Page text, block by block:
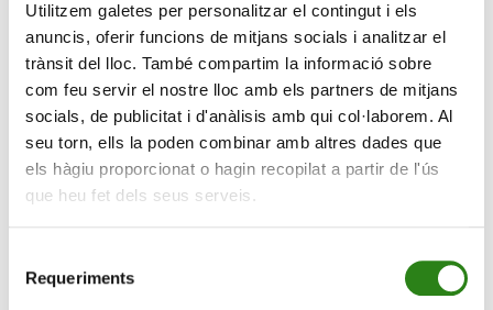
Utilitzem galetes per personalitzar el contingut i els
anuncis, oferir funcions de mitjans socials i analitzar el
trànsit del lloc. També compartim la informació sobre
com feu servir el nostre lloc amb els partners de mitjans
socials, de publicitat i d'anàlisis amb qui col·laborem. Al
seu torn, ells la poden combinar amb altres dades que
els hàgiu proporcionat o hagin recopilat a partir de l'ús
que heu fet dels seus serveis.
Requeriments
mètode no serveixen de res. Els marcs i les
polítiques, els procediments o els plans de
resposta són tan necessaris com les eines més
avançades, perquè defineixen la nostra estratègia
de seguretat, identifiquen el risc i estableixen les
mesures.
Finalment, tenim les persones. La seguretat
organització
humana. Hem parlat molt de la conscienciació, de